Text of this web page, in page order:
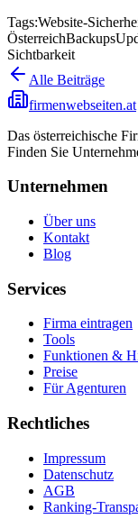
Tags:Website-
ÖsterreichBackups
Sichtbarkeit
Alle Beiträge
firmenwebseiten.at
Das österreichische
Finden Sie
Unternehmen
Über uns
Kontakt
Blog
Services
Firma eintragen
Tools
Funktionen &
Preise
Für Agenturen
Rechtliches
Impressum
Datenschutz
AGB
Ranking-